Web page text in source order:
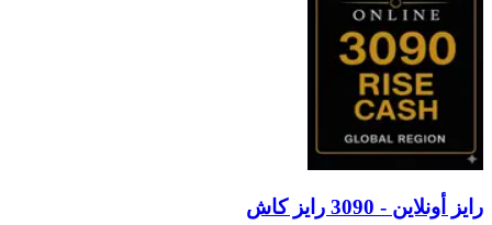
رايز أونلاين - 3090 رايز كاش